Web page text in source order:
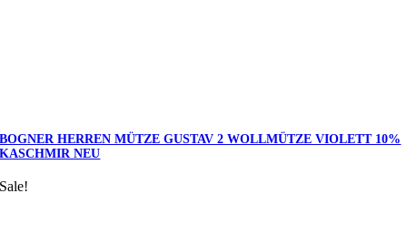
BOGNER HERREN MÜTZE GUSTAV 2 WOLLMÜTZE VIOLETT 10%
KASCHMIR NEU
Sale!